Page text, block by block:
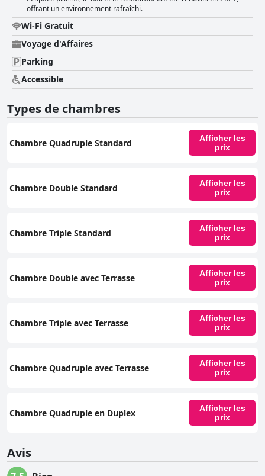
offrant un environnement rafraîchi.
Wi-Fi Gratuit
Voyage d'Affaires
Parking
Accessible
Types de chambres
Chambre Quadruple Standard
Afficher les
prix
Chambre Double Standard
Afficher les
prix
Chambre Triple Standard
Afficher les
prix
Chambre Double avec Terrasse
Afficher les
prix
Chambre Triple avec Terrasse
Afficher les
prix
Chambre Quadruple avec Terrasse
Afficher les
prix
Chambre Quadruple en Duplex
Afficher les
prix
Avis